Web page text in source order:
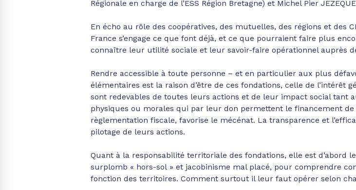
Régionale en charge de l’ESS Région Bretagne) et Michel Pier
En écho au rôle des coopératives, des mutuelles, des régions et des
France s’engage ce que font déjà, et ce que pourraient faire plus
connaître leur utilité sociale et leur savoir-faire opérationnel auprès
Rendre accessible à toute personne – et en particulier aux plus
élémentaires est la raison d’être de ces fondations, celle de l’intérêt
sont redevables de toutes leurs actions et de leur impact social tant
physiques ou morales qui par leur don permettent le financement
règlementation fiscale, favorise le mécénat. La transparence et
pilotage de leurs actions.
Quant à la responsabilité territoriale des fondations, elle est d’abord
surplomb « hors-sol » et jacobinisme mal placé, pour comprendre
fonction des territoires. Comment surtout il leur faut opérer selon